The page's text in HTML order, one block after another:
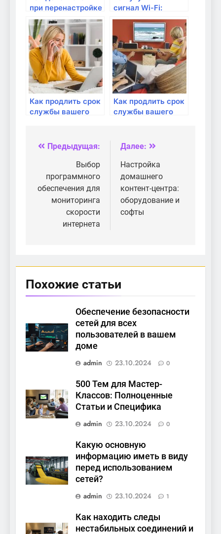
при перенастройке
маршрутизатора?
сигнал Wi-Fi:
советы и трюки
Как продлить срок
службы вашего
Как продлить срок
службы вашего
Навигация
записям
Предыдущая:
Выбор
программного
обеспечения для
мониторинга
скорости
интернета
Далее:
Настройка
домашнего
контент-центра:
оборудование и
софты
Похожие статьи
Обеспечение безопасности
сетей для всех
пользователей в вашем
доме
admin
23.10.2024 0
500 Тем для Мастер-
Классов: Полноценные
Статьи и Специфика
admin
23.10.2024 0
Какую основную
информацию иметь в виду
перед использованием
сетей?
admin
23.10.2024 1
Как находить следы
нестабильных соединений и